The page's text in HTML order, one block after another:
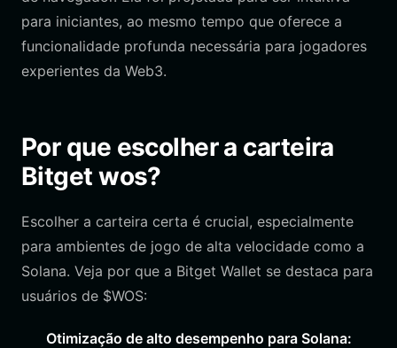
para iniciantes, ao mesmo tempo que oferece a
funcionalidade profunda necessária para jogadores
experientes da Web3.
Por que escolher a carteira
Bitget wos?
Escolher a carteira certa é crucial, especialmente
para ambientes de jogo de alta velocidade como a
Solana. Veja por que a Bitget Wallet se destaca para
usuários de $WOS:
Otimização de alto desempenho para Solana: